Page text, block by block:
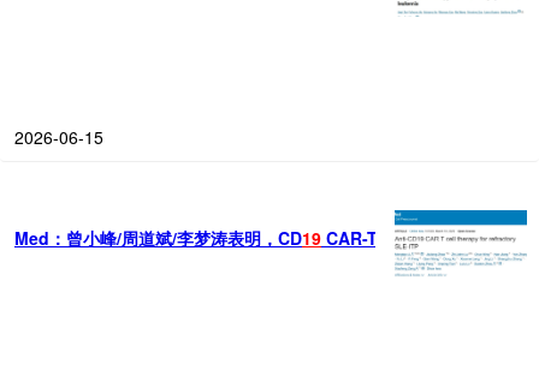
2026-06-15
Med：曾小峰/周道斌/李梦涛表明，CD19 CAR-T细胞疗法可作为一种